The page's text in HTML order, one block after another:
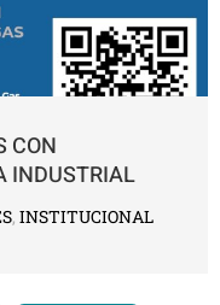
CON
INDUSTRIAL
, INSTITUCIONAL